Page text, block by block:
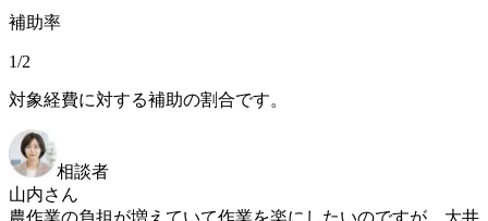
補助率
1/2
対象経費に対する補助の割合です。
相談者
山内さん